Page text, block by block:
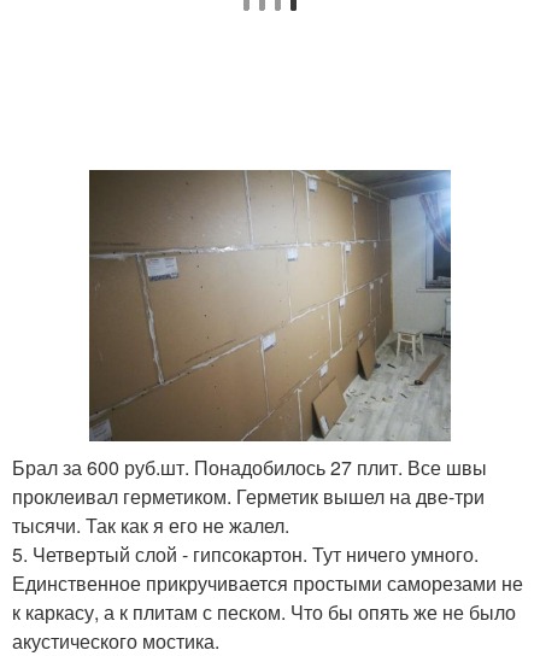
Брал за 600 руб.шт. Понадобилось 27 плит. Все швы
проклеивал герметиком. Герметик вышел на две-три
тысячи. Так как я его не жалел.
5. Четвертый слой - гипсокартон. Тут ничего умного.
Единственное прикручивается простыми саморезами не
к каркасу, а к плитам с песком. Что бы опять же не было
акустического мостика.